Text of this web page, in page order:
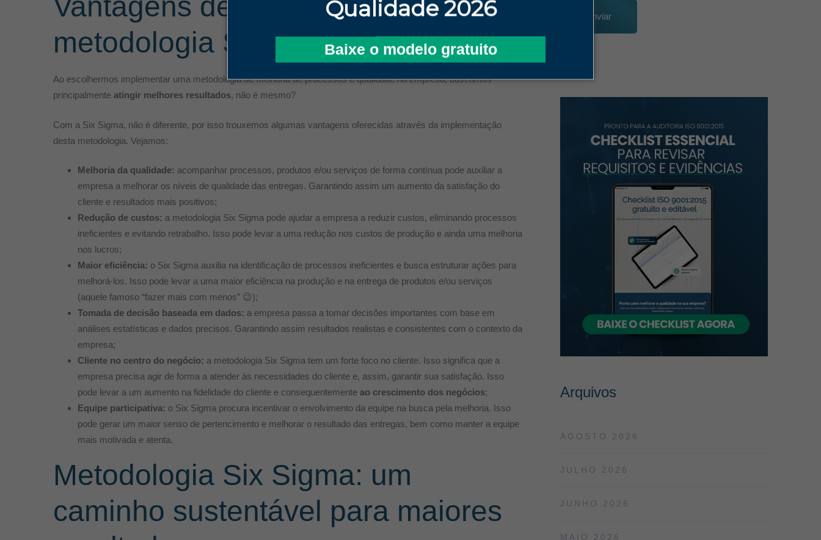
Qualidade 2026
Baixe o modelo gratuito
metodologia Seis Sigma
Ao escolhermos implementar uma metodologia de melhoria de processos e qualidade na empresa, buscamos
principalmente atingir melhores resultados, não é mesmo?
Com a Six Sigma, não é diferente, por isso trouxemos algumas vantagens oferecidas através da implementação
desta metodologia. Vejamos:
Melhoria da qualidade: acompanhar processos, produtos e/ou serviços de forma contínua pode auxiliar a
empresa a melhorar os níveis de qualidade das entregas. Garantindo assim um aumento da satisfação do
cliente e resultados mais positivos;
Redução de custos: a metodologia Six Sigma pode ajudar a empresa a reduzir custos, eliminando processos
ineficientes e evitando retrabalho. Isso pode levar a uma redução nos custos de produção e ainda uma melhoria
nos lucros;
Maior eficiência: o Six Sigma auxilia na identificação de processos ineficientes e busca estruturar ações para
melhorá-los. Isso pode levar a uma maior eficiência na produção e na entrega de produtos e/ou serviços
(aquele famoso “fazer mais com menos” 😉);
Tomada de decisão baseada em dados: a empresa passa a tomar decisões importantes com base em
análises estatísticas e dados precisos. Garantindo assim resultados realistas e consistentes com o contexto da
empresa;
Cliente no centro do negócio: a metodologia Six Sigma tem um forte foco no cliente. Isso significa que a
empresa precisa agir de forma a atender às necessidades do cliente e, assim, garantir sua satisfação. Isso
pode levar a um aumento na fidelidade do cliente e consequentemente ao crescimento dos negócios;
Equipe participativa: o Six Sigma procura incentivar o envolvimento da equipe na busca pela melhoria. Isso
pode gerar um maior senso de pertencimento e melhorar o resultado das entregas, bem como manter a equipe
mais motivada e atenta.
Metodologia Six Sigma: um
caminho sustentável para maiores
Arquivos
AGOSTO 2026
JULHO 2026
JUNHO 2026
MAIO 2026